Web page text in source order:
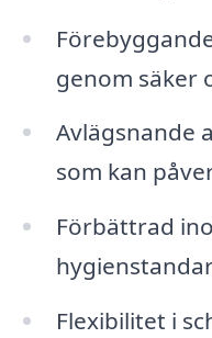
genom säker
Avlägsnande
som kan
Förbättrad
Flexibilitet i